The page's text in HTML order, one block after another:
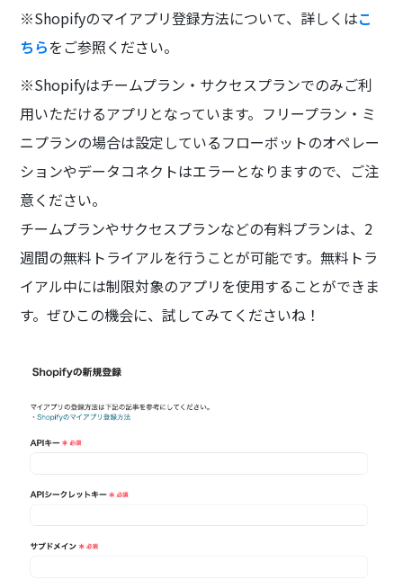
※Shopifyのマイアプリ登録方法について、詳しくはこ
ちらをご参照ください。
※Shopifyはチームプラン・サクセスプランでのみご利
用いただけるアプリとなっています。フリープラン・ミ
ニプランの場合は設定しているフローボットのオペレー
ションやデータコネクトはエラーとなりますので、ご注
意ください。
チームプランやサクセスプランなどの有料プランは、2
週間の無料トライアルを行うことが可能です。無料トラ
イアル中には制限対象のアプリを使用することができま
す。ぜひこの機会に、試してみてくださいね！